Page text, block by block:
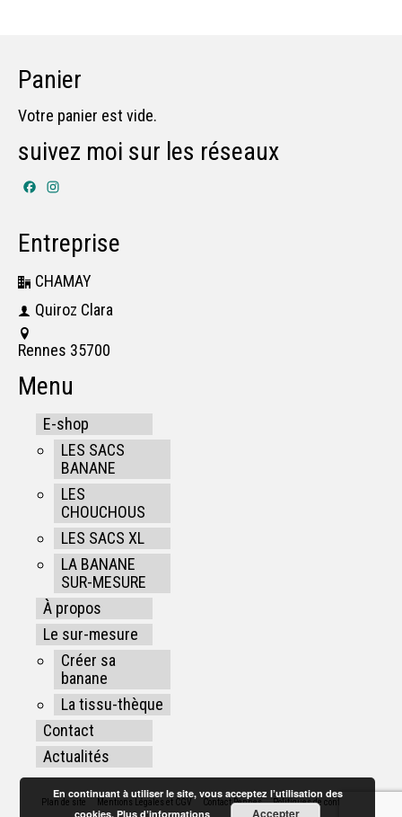
Panier
Votre panier est vide.
suivez moi sur les réseaux
Facebook
Entreprise
CHAMAY
Quiroz Clara
Rennes 35700
Menu
E-shop
LES SACS
BANANE
LES
CHOUCHOUS
LES SACS XL
LA BANANE
SUR-MESURE
À propos
Le sur-mesure
Créer sa
banane
La tissu-thèque
Contact
Actualités
Plan de site Mentions Légales et CGV Contact Rennes Politiques de confidentialité
En continuant à utiliser le site, vous acceptez l’utilisation des
cookies.Plus d’informations Accepter